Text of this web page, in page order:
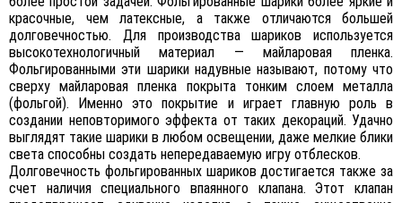
красочные, чем латексные, а также отличаются большей
долговечностью. Для производства шариков используется
высокотехнологичный материал — майларовая пленка.
Фольгированными эти шарики надувные называют, потому что
сверху майларовая пленка покрыта тонким слоем металла
(фольгой). Именно это покрытие и играет главную роль в
создании неповторимого эффекта от таких декораций. Удачно
выглядят такие шарики в любом освещении, даже мелкие блики
света способны создать непередаваемую игру отблесков.
Долговечность фольгированных шариков достигается также за
счет наличия специального впаянного клапана. Этот клапан